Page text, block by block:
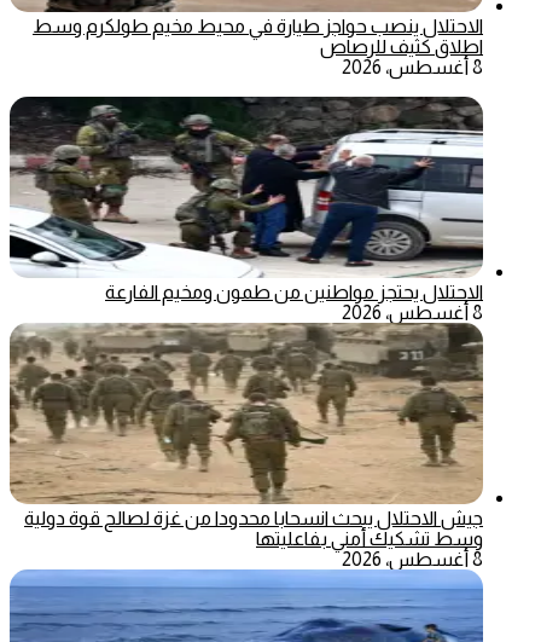
الاحتلال ينصب حواجز طيارة في محيط مخيم طولكرم وسط
اطلاق كثيف للرصاص
8 أغسطس، 2026
الاحتلال يحتجز مواطنين من طمون ومخيم الفارعة
8 أغسطس، 2026
جيش الاحتلال يبحث انسحابا محدودا من غزة لصالح قوة دولية
وسط تشكيك أمني بفاعليتها
8 أغسطس، 2026